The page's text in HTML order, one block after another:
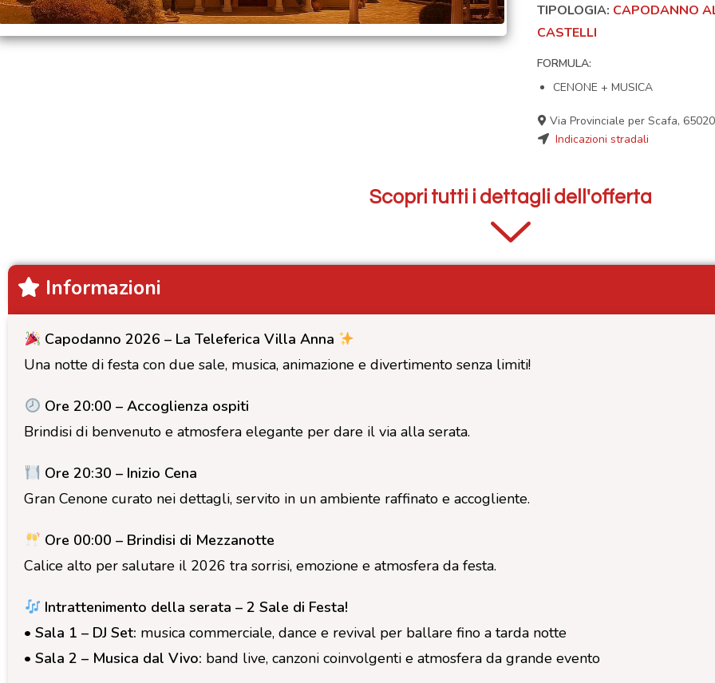
TIPOLOGIA: CAPODANNO
CASTELLI
FORMULA:
CENONE + MUSICA
Via Provinciale per Scafa,
Indicazioni stradali
Scopri tutti i dettagli dell'offerta
Informazioni
Capodanno 2026 – La Teleferica Villa Anna
Una notte di festa con due sale, musica, animazione e divertimento senza limiti!
Ore 20:00 – Accoglienza ospiti
Brindisi di benvenuto e atmosfera elegante per dare il via alla serata.
Ore 20:30 – Inizio Cena
Gran Cenone curato nei dettagli, servito in un ambiente raffinato e accogliente.
Ore 00:00 – Brindisi di Mezzanotte
Calice alto per salutare il 2026 tra sorrisi, emozione e atmosfera da festa.
Intrattenimento della serata – 2 Sale di Festa!
• Sala 1 – DJ Set: musica commerciale, dance e revival per ballare fino a tarda notte
• Sala 2 – Musica dal Vivo: band live, canzoni coinvolgenti e atmosfera da grande evento